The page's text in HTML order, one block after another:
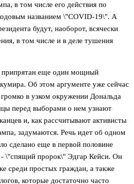
в том числе его действия по
названием \"COVID-19\". А
будут, наоборот, всячески
в том числе и в деле тушения
припрятан еще один мощный
Об этом аргументе уже сейчас
в узком окружении Дональда
перед выборами о нем узнают
и, как рассчитывают активисты
задумаются. Речь идет об одном
сделано еще в первой половине
- \"спящий пророк\" Эдгар Кейси. Он
среди простых граждан, а также
которые достаточно часто